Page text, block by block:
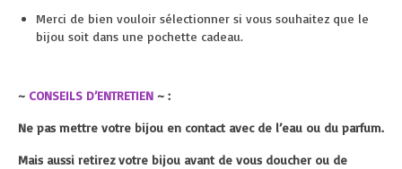
Merci de bien vouloir sélectionner si vous souhaitez que le
bijou soit dans une pochette cadeau.
~ CONSEILS D’ENTRETIEN ~ :
Ne pas mettre votre bijou en contact avec de l’eau ou du parfum.
Mais aussi retirez votre bijou avant de vous doucher ou de